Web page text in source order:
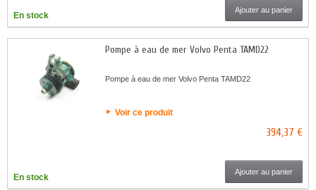
En stock
Ajouter au panier
Pompe à eau de mer Volvo Penta TAMD22
Pompe à eau de mer Volvo Penta TAMD22
Voir ce produit
394,37 €
En stock
Ajouter au panier